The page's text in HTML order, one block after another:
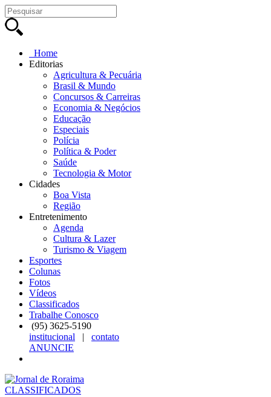
Home
Editorias
Agricultura & Pecuária
Brasil & Mundo
Concursos & Carreiras
Economia & Negócios
Educação
Especiais
Polícia
Política & Poder
Saúde
Tecnologia & Motor
Cidades
Boa Vista
Região
Entretenimento
Agenda
Cultura & Lazer
Turismo & Viagem
Esportes
Colunas
Fotos
Vídeos
Classificados
Trabalhe Conosco
(95) 3625-5190
institucional | contato
ANUNCIE
CLASSIFICADOS